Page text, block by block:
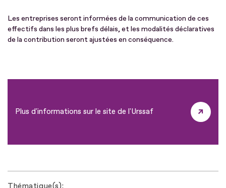
Les entreprises seront informées de la communication de ces
effectifs dans les plus brefs délais, et les modalités déclaratives
de la contribution seront ajustées en conséquence.
Plus d'informations sur le site de l'Urssaf
Thématique(s)